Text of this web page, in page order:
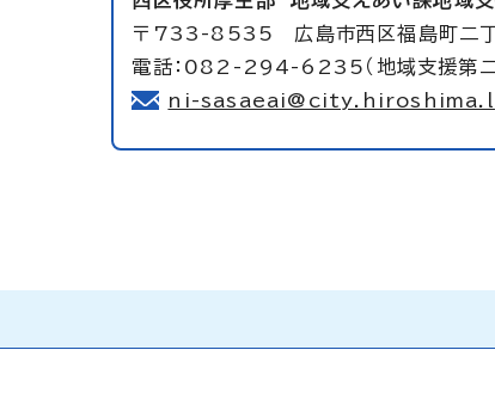
〒733-8535 広島市西区福島町二
電話：082-294-6235（地域支援第
ni-